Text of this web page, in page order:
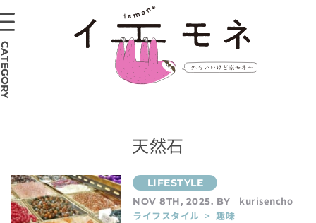
天然石
NOV 8TH, 2025. BY
kurisencho
ライフスタイル > 趣味